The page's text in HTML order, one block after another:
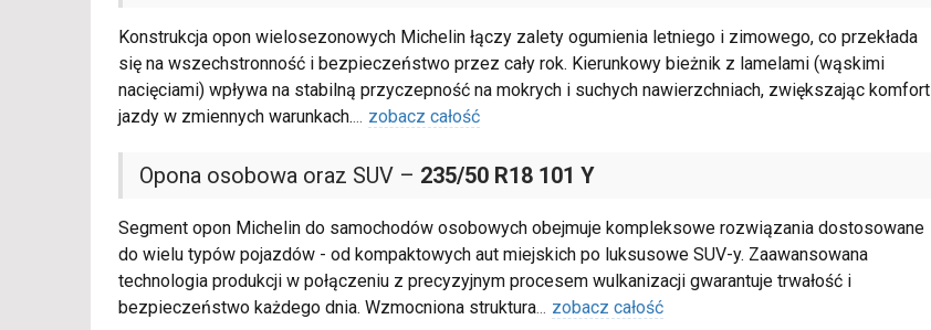
Konstrukcja opon wielosezonowych Michelin łączy zalety ogumienia letniego i zimowego, co przekłada
się na wszechstronność i bezpieczeństwo przez cały rok. Kierunkowy bieżnik z lamelami (wąskimi
nacięciami) wpływa na stabilną przyczepność na mokrych i suchych nawierzchniach, zwiększając komfort
jazdy w zmiennych warunkach.... zobacz całość
Opona osobowa oraz SUV – 235/50 R18 101 Y
Segment opon Michelin do samochodów osobowych obejmuje kompleksowe rozwiązania dostosowane
do wielu typów pojazdów - od kompaktowych aut miejskich po luksusowe SUV-y. Zaawansowana
technologia produkcji w połączeniu z precyzyjnym procesem wulkanizacji gwarantuje trwałość i
bezpieczeństwo każdego dnia. Wzmocniona struktura... zobacz całość